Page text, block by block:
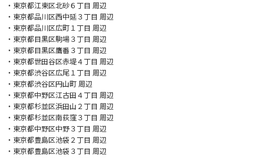
・東京都江東区北砂６丁目 周辺
・東京都品川区西中延３丁目 周辺
・東京都品川区広町１丁目 周辺
・東京都目黒区駒場３丁目 周辺
・東京都目黒区鷹番３丁目 周辺
・東京都世田谷区赤堤４丁目 周辺
・東京都渋谷区広尾１丁目 周辺
・東京都渋谷区円山町 周辺
・東京都中野区江古田４丁目 周辺
・東京都杉並区浜田山２丁目 周辺
・東京都杉並区南荻窪３丁目 周辺
・東京都中野区中野３丁目 周辺
・東京都豊島区池袋２丁目 周辺
・東京都豊島区池袋３丁目 周辺